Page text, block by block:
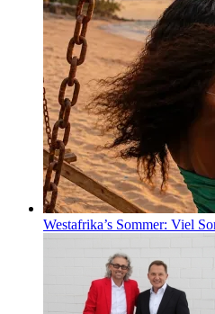
Westafrika’s Sommer: Viel